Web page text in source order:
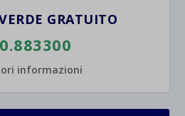
GRATUITO
informazioni